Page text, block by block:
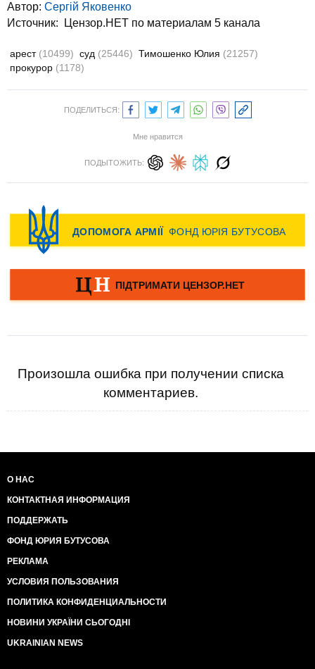
Автор: Сергій Яковенко
Источник:
Цензор.НЕТ по материалам 5 канала
арест (10499) суд (25446) Тимошенко Юлия (21257)
прокурор (1178)
ПОДЕЛИТЬСЯ:
Мне нравится
ПОДЫТОЖИТЬ:
Произошла ошибка при получении списка
комментариев.
О НАС
КОНТАКТНАЯ ИНФОРМАЦИЯ
ПОДДЕРЖАТЬ
ФОНД ЮРИЯ БУТУСОВА
РЕКЛАМА
УСЛОВИЯ ПОЛЬЗОВАНИЯ
ПОЛИТИКА КОНФИДЕНЦИАЛЬНОСТИ
НОВИНИ УКРАЇНИ СЬОГОДНІ
UKRAINIAN NEWS